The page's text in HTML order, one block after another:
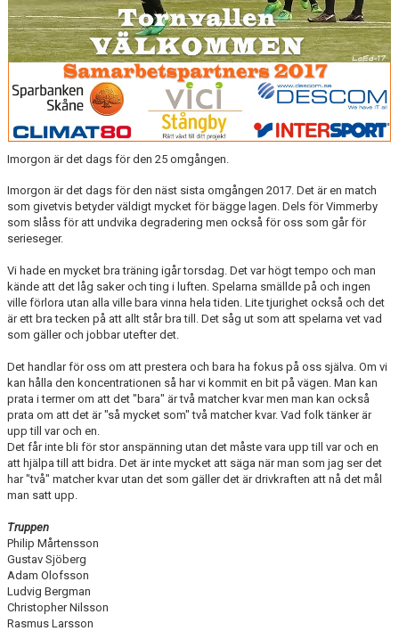
Imorgon är det dags för den 25 omgången.
Imorgon är det dags för den näst sista omgången 2017. Det är en match
som givetvis betyder väldigt mycket för bägge lagen. Dels för Vimmerby
som slåss för att undvika degradering men också för oss som går för
serieseger.
Vi hade en mycket bra träning igår torsdag. Det var högt tempo och man
kände att det låg saker och ting i luften. Spelarna smällde på och ingen
ville förlora utan alla ville bara vinna hela tiden. Lite tjurighet också och det
är ett bra tecken på att allt står bra till. Det såg ut som att spelarna vet vad
som gäller och jobbar utefter det.
Det handlar för oss om att prestera och bara ha fokus på oss själva. Om vi
kan hålla den koncentrationen så har vi kommit en bit på vägen. Man kan
prata i termer om att det "bara" är två matcher kvar men man kan också
prata om att det är "så mycket som" två matcher kvar. Vad folk tänker är
upp till var och en.
Det får inte bli för stor anspänning utan det måste vara upp till var och en
att hjälpa till att bidra. Det är inte mycket att säga när man som jag ser det
har "två" matcher kvar utan det som gäller det är drivkraften att nå det mål
man satt upp.
Truppen
Philip Mårtensson
Gustav Sjöberg
Adam Olofsson
Ludvig Bergman
Christopher Nilsson
Rasmus Larsson